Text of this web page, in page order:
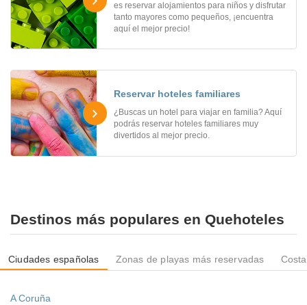
es reservar alojamientos para niños y disfrutar
tanto mayores como pequeños, ¡encuentra
aquí el mejor precio!
Reservar hoteles familiares
¿Buscas un hotel para viajar en familia? Aquí
podrás reservar hoteles familiares muy
divertidos al mejor precio.
Destinos más populares en Quehoteles
Ciudades españolas Zonas de playas más reservadas
A Coruña